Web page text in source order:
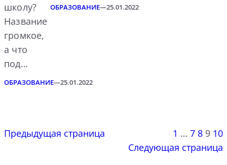
школу?
Название
громкое,
а что
под…
ОБРАЗОВАНИЕ—25.01.2022
ОБРАЗОВАНИЕ—25.01.2022
Предыдущая страница 1 … 7 8 9 10
Следующая страница